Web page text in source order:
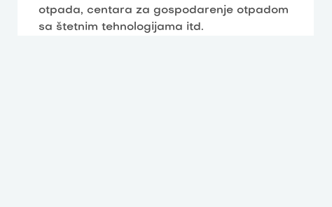
otpada, centara za gospodarenje otpadom
sa štetnim tehnologijama itd.